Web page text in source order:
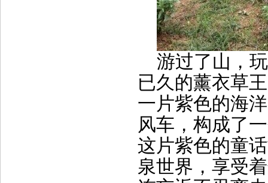
游过了山，
已久的薰衣草
一片紫色的海
风车，构成了
这片紫色的童
泉世界，享受